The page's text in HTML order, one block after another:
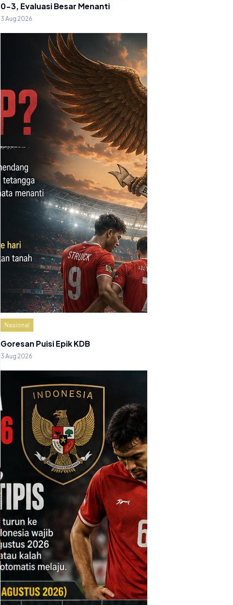
0-3, Evaluasi Besar Menanti
3 Aug 2026
Nasional
Goresan Puisi Epik KDB
3 Aug 2026